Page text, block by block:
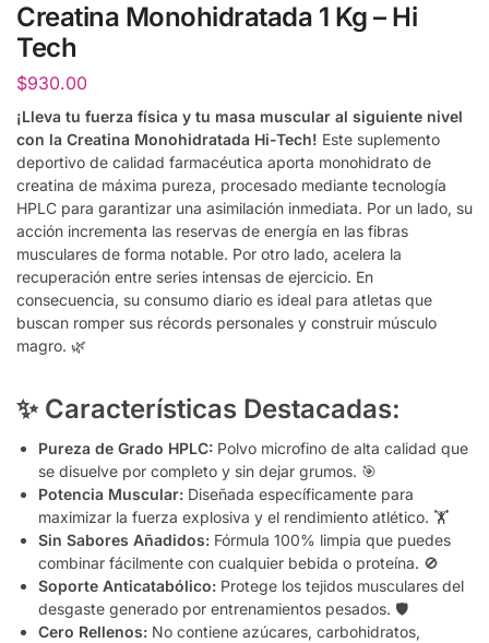
Creatina Monohidratada 1 Kg – Hi
Tech
$930.00
¡Lleva tu fuerza física y tu masa muscular al siguiente nivel
con la Creatina Monohidratada Hi-Tech! Este suplemento
deportivo de calidad farmacéutica aporta monohidrato de
creatina de máxima pureza, procesado mediante tecnología
HPLC para garantizar una asimilación inmediata. Por un lado, su
acción incrementa las reservas de energía en las fibras
musculares de forma notable. Por otro lado, acelera la
recuperación entre series intensas de ejercicio. En
consecuencia, su consumo diario es ideal para atletas que
buscan romper sus récords personales y construir músculo
magro. 🌿
✨ Características Destacadas:
Pureza de Grado HPLC: Polvo microfino de alta calidad que
se disuelve por completo y sin dejar grumos. 🎯
Potencia Muscular: Diseñada específicamente para
maximizar la fuerza explosiva y el rendimiento atlético. 🏋️
Sin Sabores Añadidos: Fórmula 100% limpia que puedes
combinar fácilmente con cualquier bebida o proteína. 🚫
Soporte Anticatabólico: Protege los tejidos musculares del
desgaste generado por entrenamientos pesados. 🛡️
Cero Rellenos: No contiene azúcares, carbohidratos,